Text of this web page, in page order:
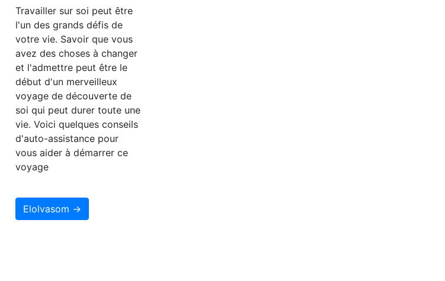
Travailler sur soi peut être
l'un des grands défis de
votre vie. Savoir que vous
avez des choses à changer
et l'admettre peut être le
début d'un merveilleux
voyage de découverte de
soi qui peut durer toute une
vie. Voici quelques conseils
d'auto-assistance pour
vous aider à démarrer ce
voyage
Elolvasom →